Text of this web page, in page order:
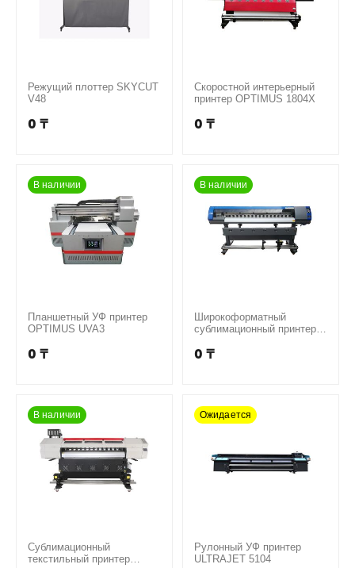
Режущий плоттер SKYCUT
V48
0 ₸
Скоростной интерьерный
принтер OPTIMUS 1804X
0 ₸
В наличии
Планшетный УФ принтер
OPTIMUS UVA3
0 ₸
В наличии
Широкоформатный
сублимационный принтер
0 ₸
В наличии
Сублимационный
текстильный принтер
Ожидается
Рулонный УФ принтер
ULTRAJET 5104